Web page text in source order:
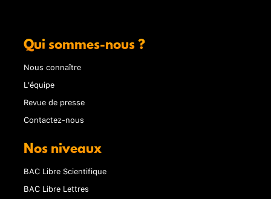
Qui sommes-nous ?
Nous connaître
L'équipe
Revue de presse
Contactez-nous
Nos niveaux
BAC Libre Scientifique
BAC Libre Lettres